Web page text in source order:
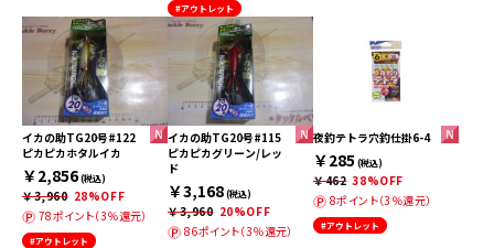
#アウトレット
イカの助TG20号#122
ピカピカホタルイカ
￥2,856(税込)
￥3,960 28%OFF
78ポイント（3％還元）
#アウトレット
イカの助TG20号#115
ピカピカグリーン/レッ
ド
￥3,168(税込)
￥3,960 20%OFF
86ポイント（3％還元）
夜釣テトラ穴釣仕掛6-4
￥285 (税込)
￥462 38%OFF
8ポイント（3％還元）
#アウトレット